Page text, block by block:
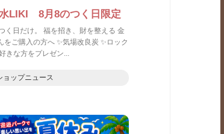
LIKI 8月8のつく日限定
く日だけ。 福を招き、財を整える 金
をご購入の方へ ✨気場改良炭 ✨ロック
きな方をプレゼン...
ョップニュース